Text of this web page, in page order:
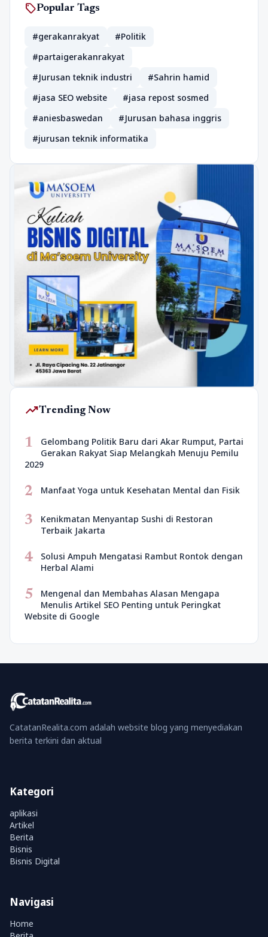
sellPopular Tags
#gerakanrakyat
#Politik
#partaigerakanrakyat
#Jurusan teknik industri
#Sahrin hamid
#jasa SEO website
#jasa repost sosmed
#aniesbaswedan
#Jurusan bahasa inggris
#jurusan teknik informatika
trending_upTrending Now
1
Gelombang Politik Baru dari Akar Rumput, Partai
Gerakan Rakyat Siap Melangkah Menuju Pemilu
2029
2 Manfaat Yoga untuk Kesehatan Mental dan Fisik
3
Kenikmatan Menyantap Sushi di Restoran
Terbaik Jakarta
4
Solusi Ampuh Mengatasi Rambut Rontok dengan
Herbal Alami
5
Mengenal dan Membahas Alasan Mengapa
Menulis Artikel SEO Penting untuk Peringkat
Website di Google
CatatanRealita.com adalah website blog yang menyediakan
berita terkini dan aktual
Kategori
aplikasi
Artikel
Berita
Bisnis
Bisnis Digital
Navigasi
Home